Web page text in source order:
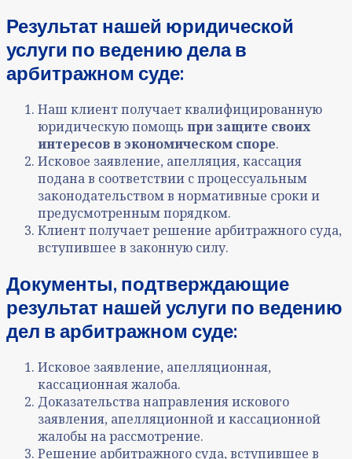
Результат нашей юридической
услуги по ведению дела в
арбитражном суде:
Наш клиент получает квалифицированную
юридическую помощь при защите своих
интересов в экономическом споре.
Исковое заявление, апелляция, кассация
подана в соответствии с процессуальным
законодательством в нормативные сроки и
предусмотренным порядком.
Клиент получает решение арбитражного суда,
вступившее в законную силу.
Документы, подтверждающие
результат нашей услуги по ведению
дел в арбитражном суде:
Исковое заявление, апелляционная,
кассационная жалоба.
Доказательства направления искового
заявления, апелляционной и кассационной
жалобы на рассмотрение.
Решение арбитражного суда, вступившее в